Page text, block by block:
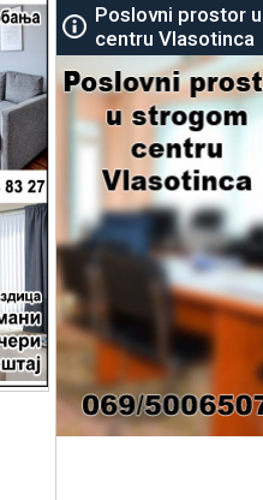
Poslovni prostor u
centru Vlasotinca